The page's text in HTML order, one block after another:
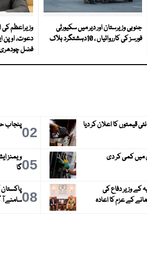
جنوبی وزیرستان اور دیر میں سکیورٹی
فورسز کی کارروائیاں ، 10دہشتگرد ہلاک
وزیراعظم
دعوت، اوپن
فضل
قیمتوں کا اعلان کر دیا 02پنجاب
میں کمی کر دی 05گا
کے وزیر دفاع کی
کے عزم کا اعادہ
08سامنے آ